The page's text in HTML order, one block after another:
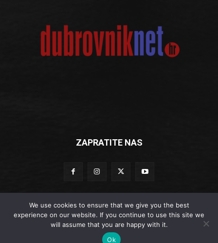
ZAPRATITE NAS
© Dubrovniknet.hr 2019
Marketing-Kontakti
We use cookies to ensure that we give you the best
experience on our website. If you continue to use this site we
will assume that you are happy with it.
Ok